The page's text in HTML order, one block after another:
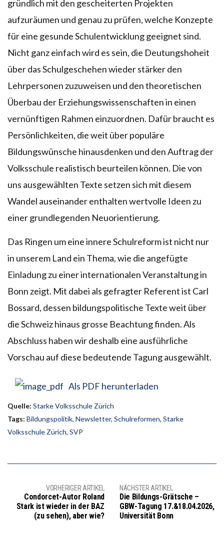
gründlich mit den gescheiterten Projekten
aufzuräumen und genau zu prüfen, welche Konzepte
für eine gesunde Schulentwicklung geeignet sind.
Nicht ganz einfach wird es sein, die Deutungshoheit
über das Schulgeschehen wieder stärker den
Lehrpersonen zuzuweisen und den theoretischen
Überbau der Erziehungswissenschaften in einen
vernünftigen Rahmen einzuordnen. Dafür braucht es
Persönlichkeiten, die weit über populäre
Bildungswünsche hinausdenken und den Auftrag der
Volksschule realistisch beurteilen können. Die von
uns ausgewählten Texte setzen sich mit diesem
Wandel auseinander enthalten wertvolle Ideen zu
einer grundlegenden Neuorientierung.
Das Ringen um eine innere Schulreform ist nicht nur
in unserem Land ein Thema, wie die angefügte
Einladung zu einer internationalen Veranstaltung in
Bonn zeigt. Mit dabei als gefragter Referent ist Carl
Bossard, dessen bildungspolitische Texte weit über
die Schweiz hinaus grosse Beachtung finden. Als
Abschluss haben wir deshalb eine ausführliche
Vorschau auf diese bedeutende Tagung ausgewählt.
Als PDF herunterladen
Quelle: Starke Volksschule Zürich
Tags: Bildungspolitik, Newsletter, Schulreformen, Starke
Volksschule Zürich, SVP
VORHERIGER ARTIKEL
Condorcet-Autor Roland
Stark ist wieder in der BAZ
(zu sehen), aber wie?
NÄCHSTER ARTIKEL
Die Bildungs-Grätsche –
GBW-Tagung 17.&18.04.2026,
Universität Bonn